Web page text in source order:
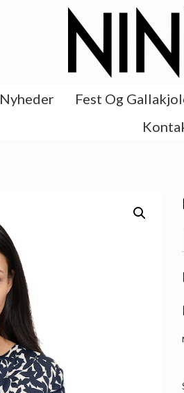
Nyheder Fest Og